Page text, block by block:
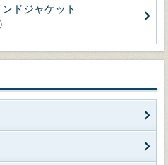
ドジャケット